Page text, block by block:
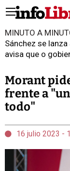
MINUTO A
Sánchez se
avisa que o
Morant
frente a
todo"
16 julio 2023 -